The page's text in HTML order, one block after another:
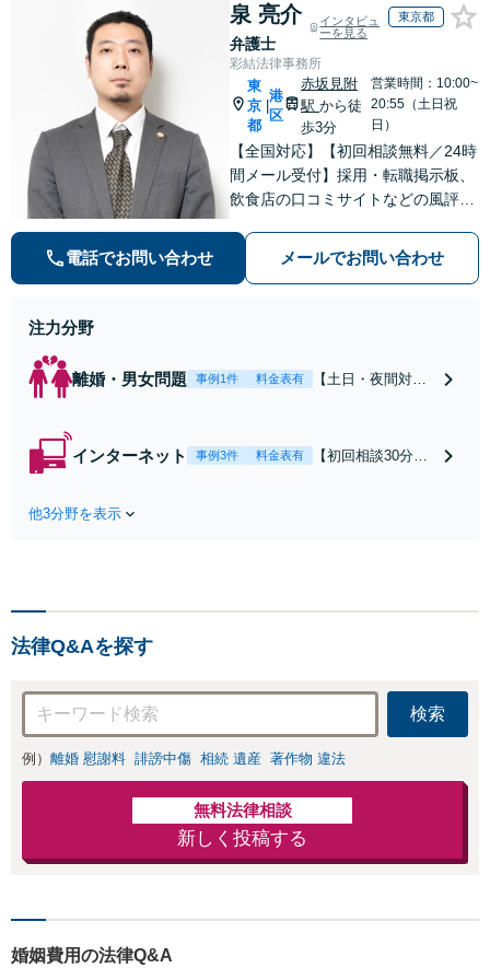
泉 亮介
弁護士
インタビュ
ーを見る
東京都
彩結法律事務所
東
京
都
港
区
赤坂見附
駅 から徒
歩3分
営業時間：10:00~
20:55（土日祝
日）
【全国対応】【初回相談無料／24時
間メール受付】採用・転職掲示板、
飲食店の口コミサイトなどの風評被
の種類を問わず相談可。可能な限り
早期対応で駆けつけサポート【労
電話でお問い合わせ メールでお問い合わせ
注力分野
離婚・男女問題 事例1件 料金表有
【土日・夜間対応
れたら、サインす
インターネット 事例3件 料金表有
【初回相談30分無
お店の風評被害対
応可：開示請求の
意見照会が来たと
きの対処法、被害
者との示談交渉
他3分野を表示
法律Q&Aを探す
検索
例） 離婚 慰謝料 誹謗中傷 相続 遺産 著作物 違法
無料法律相談
新しく投稿する
婚姻費用の法律Q&A